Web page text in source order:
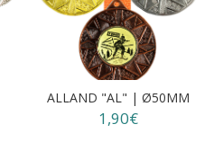
ALLAND "AL" | Ø50MM
1,90€